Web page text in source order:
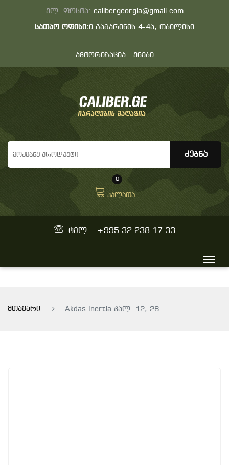
ელ. ფოსტა: calibergeorgia@gmail.com
სათაო ოფისი:ი.გაგარინის 4-4ა, თბილისი
ავტორიზაცია ენები
0
კალათა
ტელ. : +995 32 238 17 33
მთავარი Akdas Inertia კალ. 12, 28